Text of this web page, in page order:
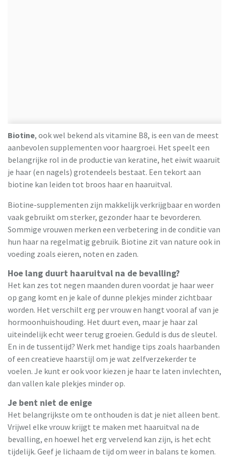
Biotine, ook wel bekend als vitamine B8, is een van de meest
aanbevolen supplementen voor haargroei. Het speelt een
belangrijke rol in de productie van keratine, het eiwit waaruit
je haar (en nagels) grotendeels bestaat. Een tekort aan
biotine kan leiden tot broos haar en haaruitval.
Biotine-supplementen zijn makkelijk verkrijgbaar en worden
vaak gebruikt om sterker, gezonder haar te bevorderen.
Sommige vrouwen merken een verbetering in de conditie van
hun haar na regelmatig gebruik. Biotine zit van nature ook in
voeding zoals eieren, noten en zaden.
Hoe lang duurt haaruitval na de bevalling?
Het kan zes tot negen maanden duren voordat je haar weer
op gang komt en je kale of dunne plekjes minder zichtbaar
worden. Het verschilt erg per vrouw en hangt vooral af van je
hormoonhuishouding. Het duurt even, maar je haar zal
uiteindelijk echt weer terug groeien. Geduld is dus de sleutel.
En in de tussentijd? Werk met handige tips zoals haarbanden
of een creatieve haarstijl om je wat zelfverzekerder te
voelen. Je kunt er ook voor kiezen je haar te laten invlechten,
dan vallen kale plekjes minder op.
Je bent niet de enige
Het belangrijkste om te onthouden is dat je niet alleen bent.
Vrijwel elke vrouw krijgt te maken met haaruitval na de
bevalling, en hoewel het erg vervelend kan zijn, is het echt
tijdelijk. Geef je lichaam de tijd om weer in balans te komen.